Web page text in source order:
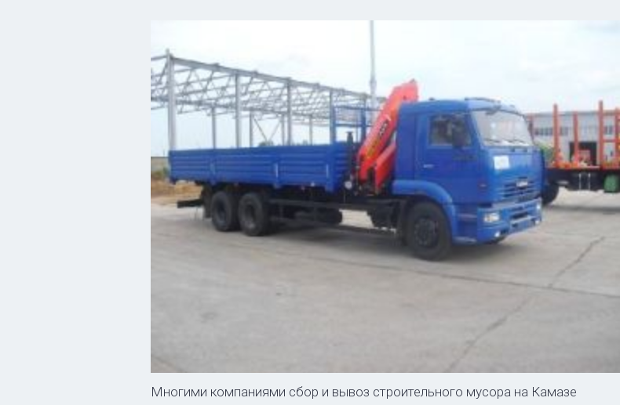
Многими компаниями сбор и вывоз строительного мусора на Камазе